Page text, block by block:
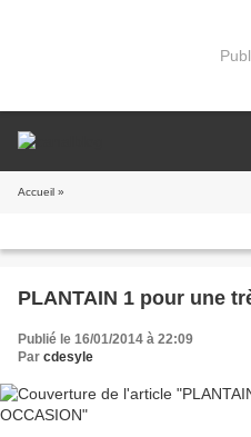
Accueil »
PLANTAIN 1 pour une
Publié le 16/01/2014 à 22:09
Par cdesyle